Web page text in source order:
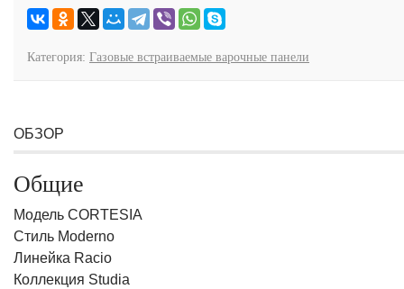
Категория: Газовые встраиваемые варочные панели
ОБЗОР
Общие
Модель CORTESIA
Стиль Moderno
Линейка Racio
Коллекция Studia